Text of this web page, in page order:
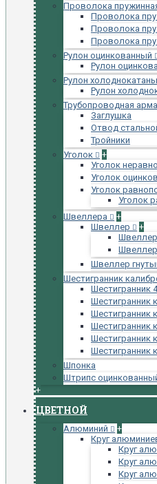
Проволока
Проволока
Проволока
Проволока
Рулон оцинкованный
Рулон
Рулон
Рулон
Трубопроводная
Заглушка
Отвод
Тройники
Уголок
+
Уголок
Уголок
Уголок
Уголок
Швеллера
+
Швеллер
+
Швеллер
Швеллер
Швеллер
Шестигранник
Шестигранник
Шестигранник
Шестигранник
Шестигранник
Шестигранник
Шестигранник
Шпонка
Штрипс
+
ЦВЕТНОЙ
Алюминий
+
Круг
Круг
Круг
Круг